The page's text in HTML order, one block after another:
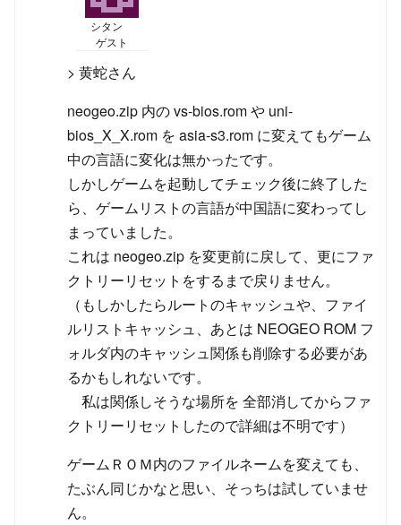
シタン
ゲスト
> 黄蛇さん
neogeo.zip 内の vs-bios.rom や uni-
bios_X_X.rom を asia-s3.rom に変えてもゲーム
中の言語に変化は無かったです。
しかしゲームを起動してチェック後に終了した
ら、ゲームリストの言語が中国語に変わってし
まっていました。
これは neogeo.zip を変更前に戻して、更にファ
クトリーリセットをするまで戻りません。
（もしかしたらルートのキャッシュや、ファイ
ルリストキャッシュ、あとは NEOGEO ROM フ
ォルダ内のキャッシュ関係も削除する必要があ
るかもしれないです。
私は関係しそうな場所を 全部消してからファ
クトリーリセットしたので詳細は不明です）
ゲームＲＯＭ内のファイルネームを変えても、
たぶん同じかなと思い、そっちは試していませ
ん。